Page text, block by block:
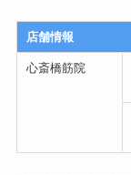
店舗情報
心斎橋筋院